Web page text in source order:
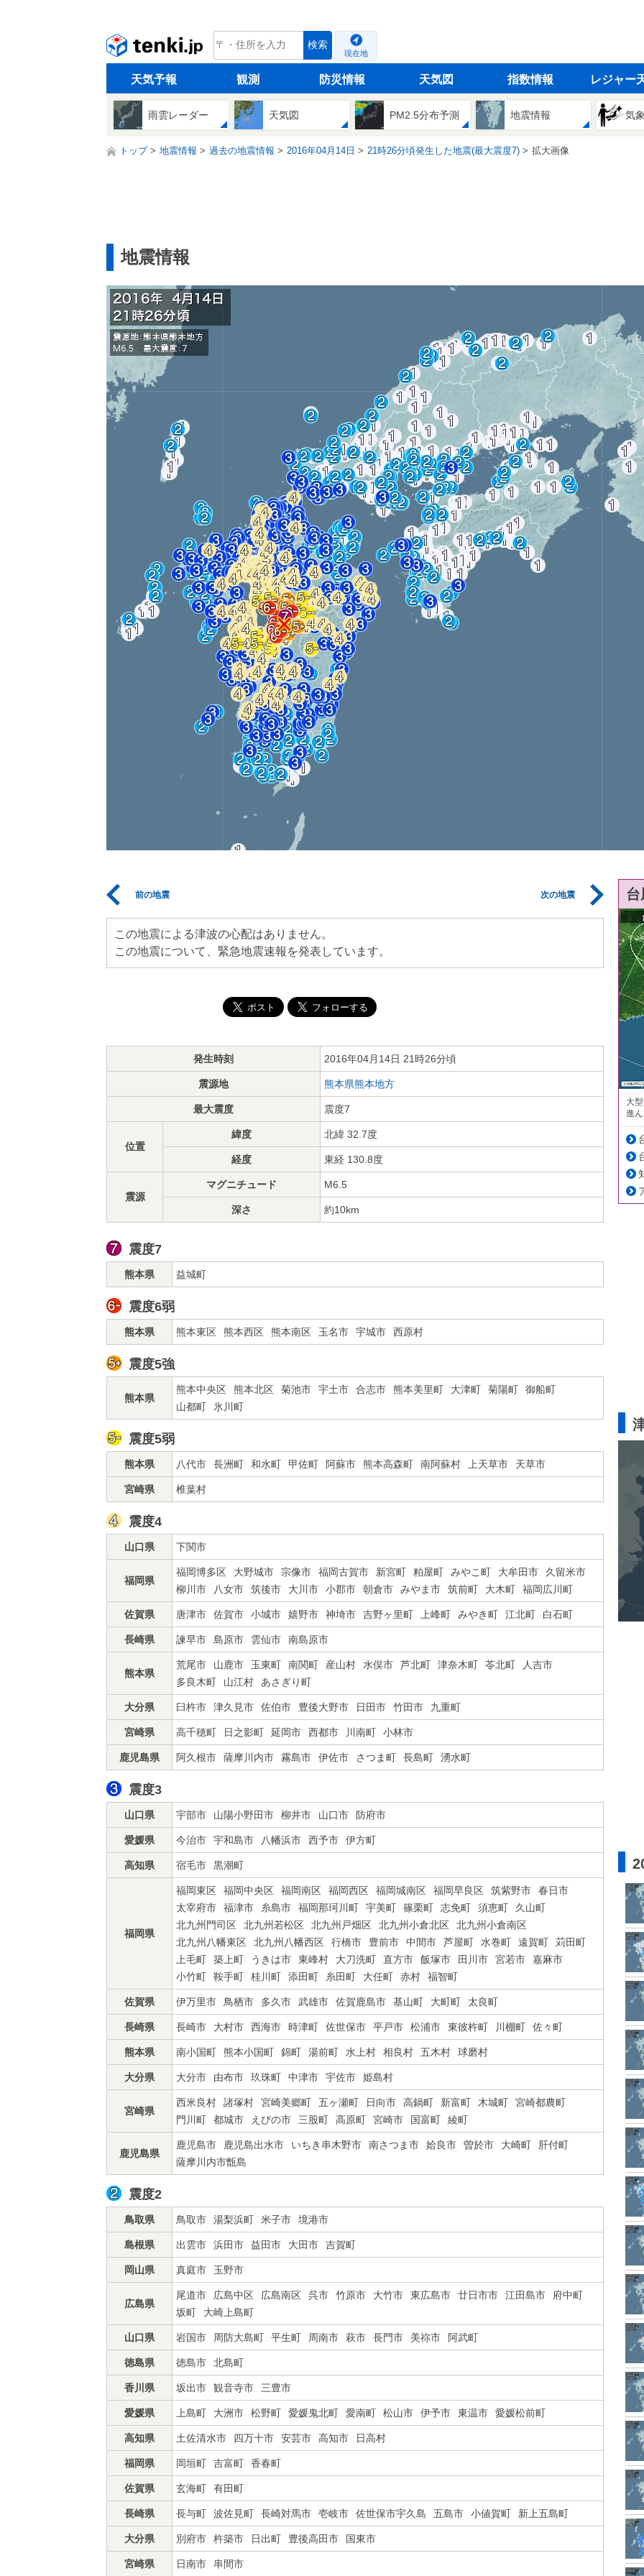
tenki.jp 検索
現在地
天気予報 観測 防災情報 天気図 指数情報 レジャー
雨雲レーダー 天気図 PM2.5分布予測 地震情報 気
トップ 地震情報 過去の地震情報 2016年04月14日 21時26分頃発生した地震(最大震度7) 拡大画像
地震情報
前の地震 次の地震
この地震による津波の心配はありません。
この地震について、緊急地震速報を発表しています。
発生時刻 2016年04月14日 21時26分頃
震源地 熊本県熊本地方
最大震度 震度7
位置
緯度 北緯 32.7度
経度 東経 130.8度
震源
マグニチュード M6.5
深さ 約10km
震度7
熊本県 益城町
震度6弱
熊本県 熊本東区 熊本西区 熊本南区 玉名市 宇城市 西原村
震度5強
熊本県
熊本中央区 熊本北区 菊池市 宇土市 合志市 熊本美里町 大津町 菊陽町
御船町
山都町
氷川町
震度5弱
熊本県 八代市 長洲町 和水町 甲佐町 阿蘇市 熊本高森町 南阿蘇村 上天草市 天草市
宮崎県 椎葉村
震度4
山口県 下関市
福岡県
福岡博多区 大野城市 宗像市 福岡古賀市 新宮町 粕屋町 みやこ町 大牟田市
久留米市
柳川市
八女市 筑後市 大川市 小郡市 朝倉市 みやま市 筑前町 大木町 福岡広川町
佐賀県 唐津市 佐賀市 小城市 嬉野市 神埼市 吉野ヶ里町 上峰町 みやき町 江北町 白石町
長崎県 諫早市 島原市 雲仙市 南島原市
熊本県
荒尾市 山鹿市 玉東町 南関町 産山村 水俣市 芦北町 津奈木町 苓北町
人吉市
多良木町
山江村 あさぎり町
大分県 臼杵市 津久見市 佐伯市 豊後大野市 日田市 竹田市 九重町
宮崎県 高千穂町 日之影町 延岡市 西都市 川南町 小林市
鹿児島県 阿久根市 薩摩川内市 霧島市 伊佐市 さつま町 長島町 湧水町
震度3
山口県 宇部市 山陽小野田市 柳井市 山口市 防府市
愛媛県 今治市 宇和島市 八幡浜市 西予市 伊方町
高知県 宿毛市 黒潮町
福岡県
福岡東区 福岡中央区 福岡南区 福岡西区 福岡城南区 福岡早良区 筑紫野市
春日市
太宰府市
福津市 糸島市 福岡那珂川町 宇美町 篠栗町 志免町 須恵町
久山町
北九州門司区
北九州若松区 北九州戸畑区 北九州小倉北区
北九州小倉南区
北九州八幡東区
北九州八幡西区 行橋市 豊前市 中間市 芦屋町 水巻町 遠賀町
苅田町
上毛町
築上町 うきは市 東峰村 大刀洗町 直方市 飯塚市 田川市 宮若市
嘉麻市
小竹町
鞍手町 桂川町 添田町 糸田町 大任町 赤村 福智町
佐賀県 伊万里市 鳥栖市 多久市 武雄市 佐賀鹿島市 基山町 大町町 太良町
長崎県 長崎市 大村市 西海市 時津町 佐世保市 平戸市 松浦市 東彼杵町 川棚町 佐々町
熊本県 南小国町 熊本小国町 錦町 湯前町 水上村 相良村 五木村 球磨村
大分県 大分市 由布市 玖珠町 中津市 宇佐市 姫島村
宮崎県
西米良村 諸塚村 宮崎美郷町 五ヶ瀬町 日向市 高鍋町 新富町 木城町
宮崎都農町
門川町
都城市 えびの市 三股町 高原町 宮崎市 国富町 綾町
鹿児島県
鹿児島市 鹿児島出水市 いちき串木野市 南さつま市 姶良市 曽於市 大崎町
肝付町
薩摩川内市甑島
震度2
鳥取県 鳥取市 湯梨浜町 米子市 境港市
島根県 出雲市 浜田市 益田市 大田市 吉賀町
岡山県 真庭市 玉野市
広島県
尾道市 広島中区 広島南区 呉市 竹原市 大竹市 東広島市 廿日市市 江田島市
府中町
坂町
大崎上島町
山口県 岩国市 周防大島町 平生町 周南市 萩市 長門市 美祢市 阿武町
徳島県 徳島市 北島町
香川県 坂出市 観音寺市 三豊市
愛媛県 上島町 大洲市 松野町 愛媛鬼北町 愛南町 松山市 伊予市 東温市 愛媛松前町
高知県 土佐清水市 四万十市 安芸市 高知市 日高村
福岡県 岡垣町 吉富町 香春町
佐賀県 玄海町 有田町
長崎県 長与町 波佐見町 長崎対馬市 壱岐市 佐世保市宇久島 五島市 小値賀町 新上五島町
大分県 別府市 杵築市 日出町 豊後高田市 国東市
宮崎県 日南市 串間市
大
進